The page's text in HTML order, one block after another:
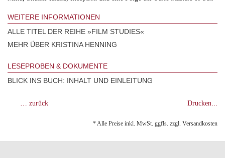
WEITERE INFORMATIONEN
ALLE TITEL DER REIHE »FILM STUDIES«
MEHR ÜBER KRISTINA HENNING
LESEPROBEN & DOKUMENTE
BLICK INS BUCH: INHALT UND EINLEITUNG
… zurück Drucken...
* Alle Preise inkl. MwSt. ggfls. zzgl. Versandkosten